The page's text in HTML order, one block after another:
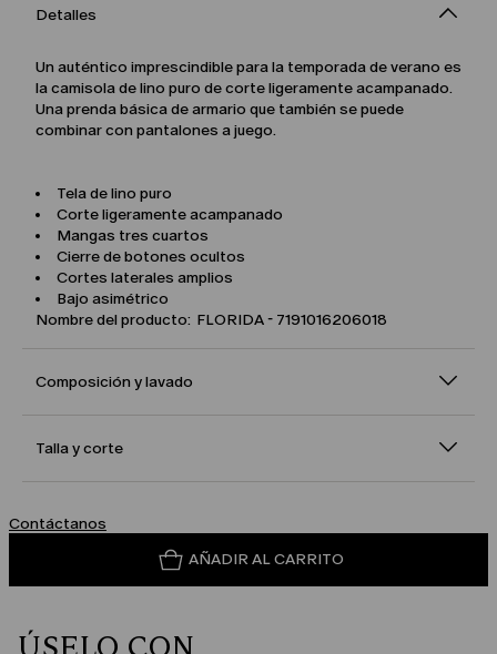
Detalles
Un auténtico imprescindible para la temporada de verano es
la camisola de lino puro de corte ligeramente acampanado.
Una prenda básica de armario que también se puede
combinar con pantalones a juego.
Tela de lino puro
Corte ligeramente acampanado
Mangas tres cuartos
Cierre de botones ocultos
Cortes laterales amplios
Bajo asimétrico
Nombre del producto: FLORIDA - 7191016206018
Composición y lavado
Talla y corte
Contáctanos
AÑADIR AL CARRITO